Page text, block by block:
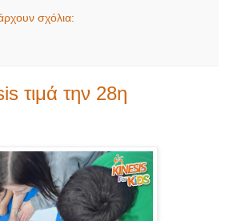
σχόλια:
τιμά την 28η